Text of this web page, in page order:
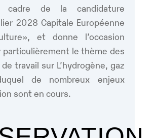
cadre de la candidature
2028 Capitale Européenne
et donne l’occasion
particulièrement le thème des
travail sur L’hydrogène, gaz
de nombreux enjeux
sont en cours.